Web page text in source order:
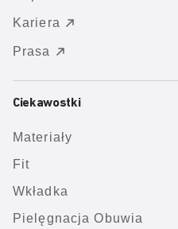
Kariera
Prasa
Ciekawostki
Materiały
Fit
Wkładka
Pielęgnacja Obuwia